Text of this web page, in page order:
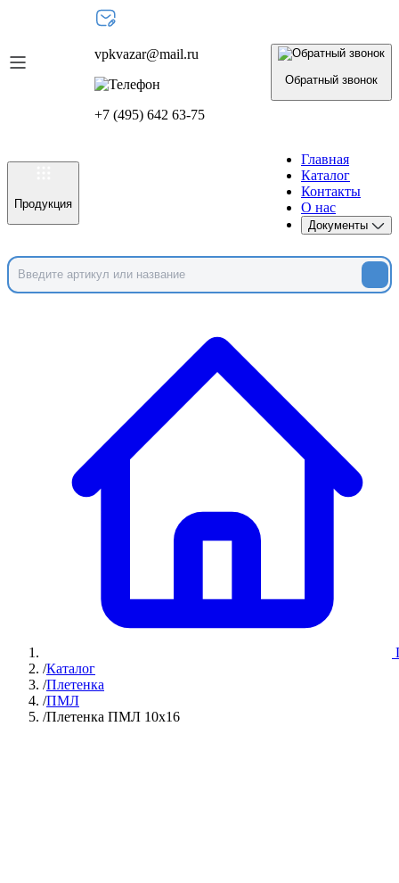
vpkvazar@mail.ru
+7 (495) 642 63-75
Обратный звонок
Продукция
Главная
Каталог
Контакты
О нас
Документы
/Каталог
/Плетенка
/ПМЛ
/Плетенка ПМЛ 10х16